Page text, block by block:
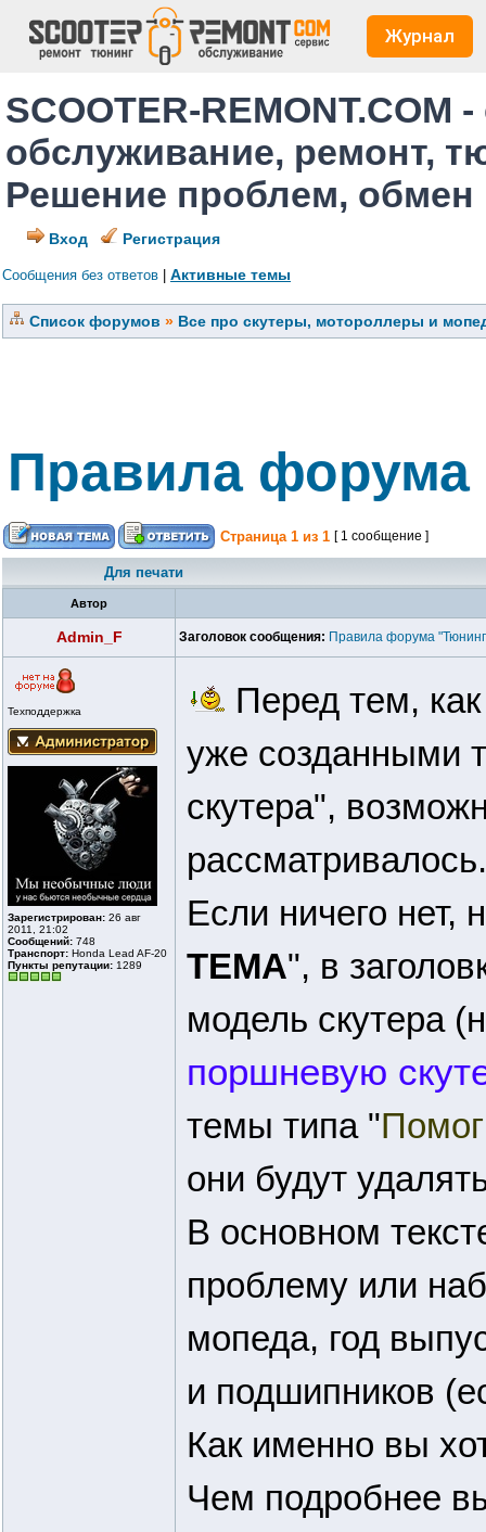
Журнал
SCOOTER-REMONT.COM
обслуживание, ремонт,
Решение проблем,
Вход Регистрация
Сообщения без ответов Активные темы
Список форумов » Все про скутеры, мотороллеры и
Правила форума
Страница 1 из 1 [ 1 сообщение ]
Для печати
Автор
Admin_F Заголовок сообщения: Правила форума "Тюнинг
Техподдержка
Зарегистрирован: 26 авг
2011, 21:02
Сообщений: 748
Транспорт: Honda Lead AF-20
Пункты репутации: 1289
Перед тем,
уже созданными
скутера",
рассматривалось.
Если ничего нет,
ТЕМА", в
модель скутера
поршневую
темы типа "
они будут
В основном
проблему или
мопеда, год
и подшипников
Как именно вы
Чем подробнее